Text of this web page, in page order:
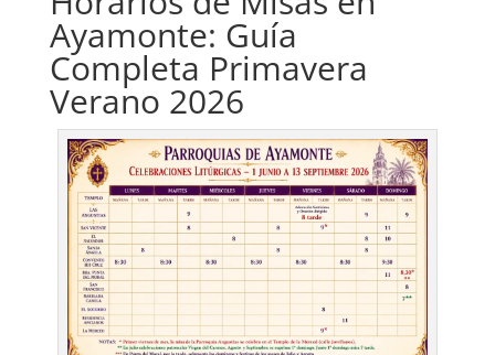
Ayamonte: Guía
Completa Primavera
Verano 2026